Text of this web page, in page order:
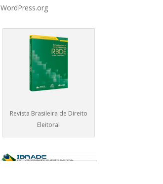
WordPress.org
Revista Brasileira de Direito
Eleitoral